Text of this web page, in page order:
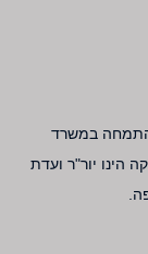
,התמחה במשרד
הינו יור"ר ועדת